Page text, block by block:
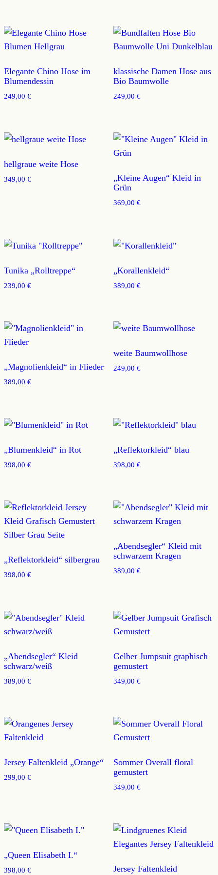
Elegante Chino Hose im
Blumendessin
249,00 €
klassische Damen Hose aus
Bio Baumwolle
249,00 €
hellgraue weite Hose
349,00 €
„Kleine Augen“ Kleid in
Grün
369,00 €
Tunika „Rolltreppe“
239,00 €
„Korallenkleid“
389,00 €
„Magnolienkleid“ in Flieder
389,00 €
weite Baumwollhose
249,00 €
„Blumenkleid“ in Rot
398,00 €
„Reflektorkleid“ blau
398,00 €
„Reflektorkleid“ silbergrau
398,00 €
„Abendsegler“ Kleid mit
schwarzem Kragen
389,00 €
„Abendsegler“ Kleid
schwarz/weiß
389,00 €
Gelber Jumpsuit graphisch
gemustert
349,00 €
Jersey Faltenkleid „Orange“
299,00 €
Sommer Overall floral
gemustert
349,00 €
„Queen Elisabeth I.“
398,00 €
Jersey Faltenkleid